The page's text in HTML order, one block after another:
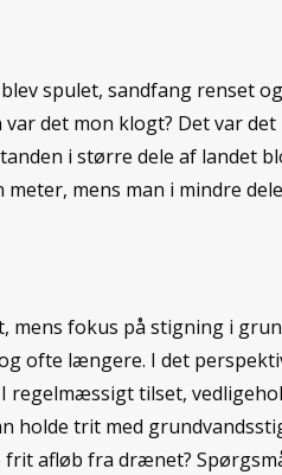
spulet, sandfang renset
det mon klogt? Det var
i større dele af landet
mens man i mindre
fokus på stigning i
ofte længere. I det
tilset,
trit med
afløb fra drænet?